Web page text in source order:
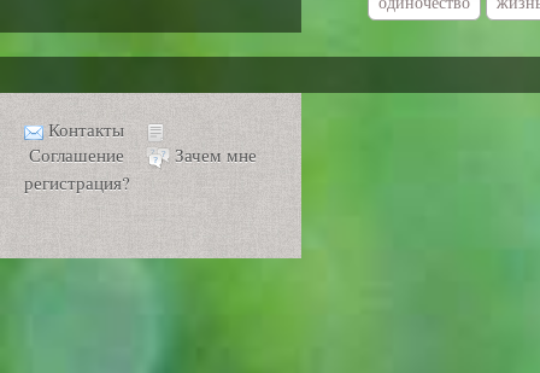
Контакты
Соглашение
Зачем мне
регистрация?